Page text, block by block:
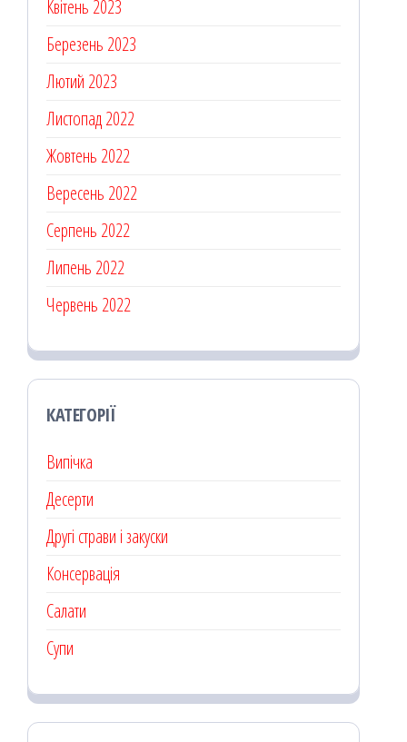
Квітень 2023
Березень 2023
Лютий 2023
Листопад 2022
Жовтень 2022
Вересень 2022
Серпень 2022
Липень 2022
Червень 2022
КАТЕГОРІЇ
Випічка
Десерти
Другі страви і закуски
Консервація
Салати
Супи